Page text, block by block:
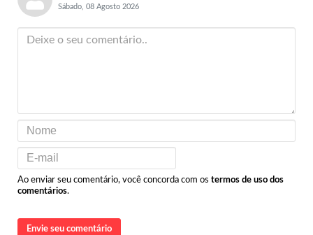
Sábado, 08 Agosto 2026
Ao enviar seu comentário, você concorda com os termos de uso dos
comentários.
Envie seu comentário